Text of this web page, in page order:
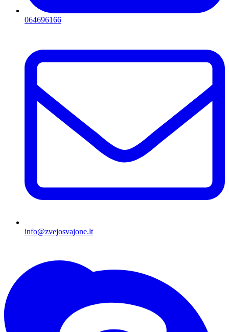
064696166
info@zvejosvajone.lt